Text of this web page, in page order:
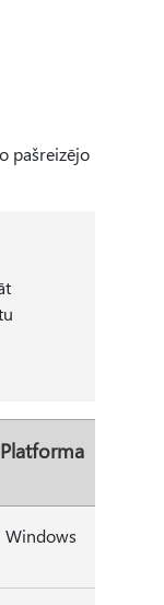
pašreizējo
Platforma
Windows